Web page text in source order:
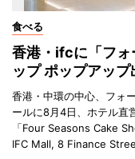
食べる
香港・ifcに「フォ
ップ ポップアップ
香港・中環の中心、フォ
ールに8月4日、ホテル直
「Four Seasons Cake
IFC Mall, 8 Finance